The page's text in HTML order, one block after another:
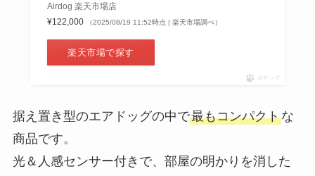
Airdog 楽天市場店
¥122,000
（2025/08/19 11:52時点 | 楽天市場調べ）
楽天市場で探す
ポチップ
据え置き型のエアドッグの中で最もコンパクトな
商品です。
光＆人感センサー付きで、部屋の明かりを消した